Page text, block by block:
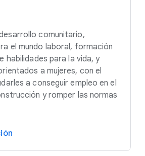
comunitario,
el mundo laboral, formación
habilidades para la vida, y
a mujeres, con el
a conseguir empleo en el
y romper las normas